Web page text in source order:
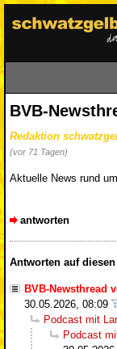
BVB-
Redaktion
(vor 71 Tagen)
Aktuelle News rund
antworten
Antworten auf
BVB-Newsthread
30.05.2026, 08:09
Podcast mit
Podcast